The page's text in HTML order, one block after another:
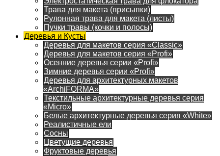
Трава для макета (присыпки)
Рулонная трава для макета (листы)
Пучки травы (кочки и полосы)
Деревья и Кусты
Деревья для макетов серия «Classic»
Деревья для макетов серия «Profi»
Осенние деревья серии «Profi»
Зимние деревья серии «Profi»
Деревья для архитектурных макетов
«ArchiFORMA»
Текстильные архитектурные деревья серия
«Micro»
Белые архитектурные деревья серия «White»
Реалистичные ели
Сосны
Цветущие деревья
Фруктовые деревья